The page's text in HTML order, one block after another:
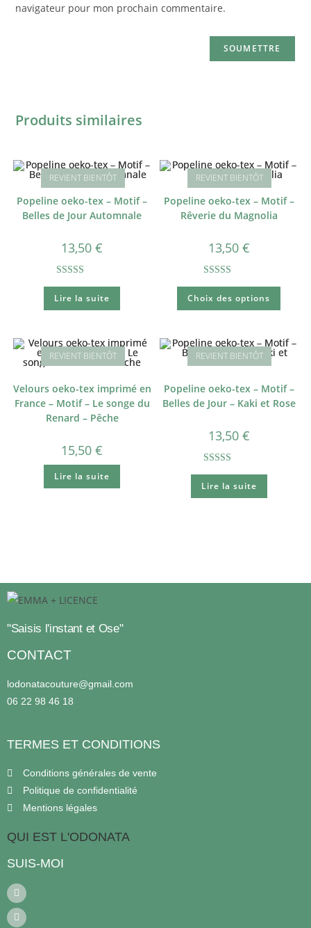
navigateur pour mon prochain commentaire.
Produits similaires
Popeline oeko-tex – Motif –
Belles de Jour Automnale
13,50€
sur 5
Lire la suite
Popeline oeko-tex – Motif –
Rêverie du Magnolia
13,50 €
sur 5
Choix des options
Velours oeko-tex imprimé en
France – Motif – Le songe du
Renard – Pêche
15,50€
Lire la suite
Popeline oeko-tex – Motif –
Belles de Jour – Kaki et Rose
13,50 €
Note5.00
sur 5
Lire la suite
"Saisis l'instant et Ose"
CONTACT
lodonatacouture@gmail.com
06 22 98 46 18
TERMES ET CONDITIONS
Conditions générales de vente
Politique de confidentialité
Mentions légales
QUI EST L'ODONATA
SUIS-MOI